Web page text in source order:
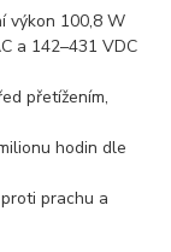
výkon 100,8 W
a 142–431 VDC
přetížením,
hodin dle
prachu a